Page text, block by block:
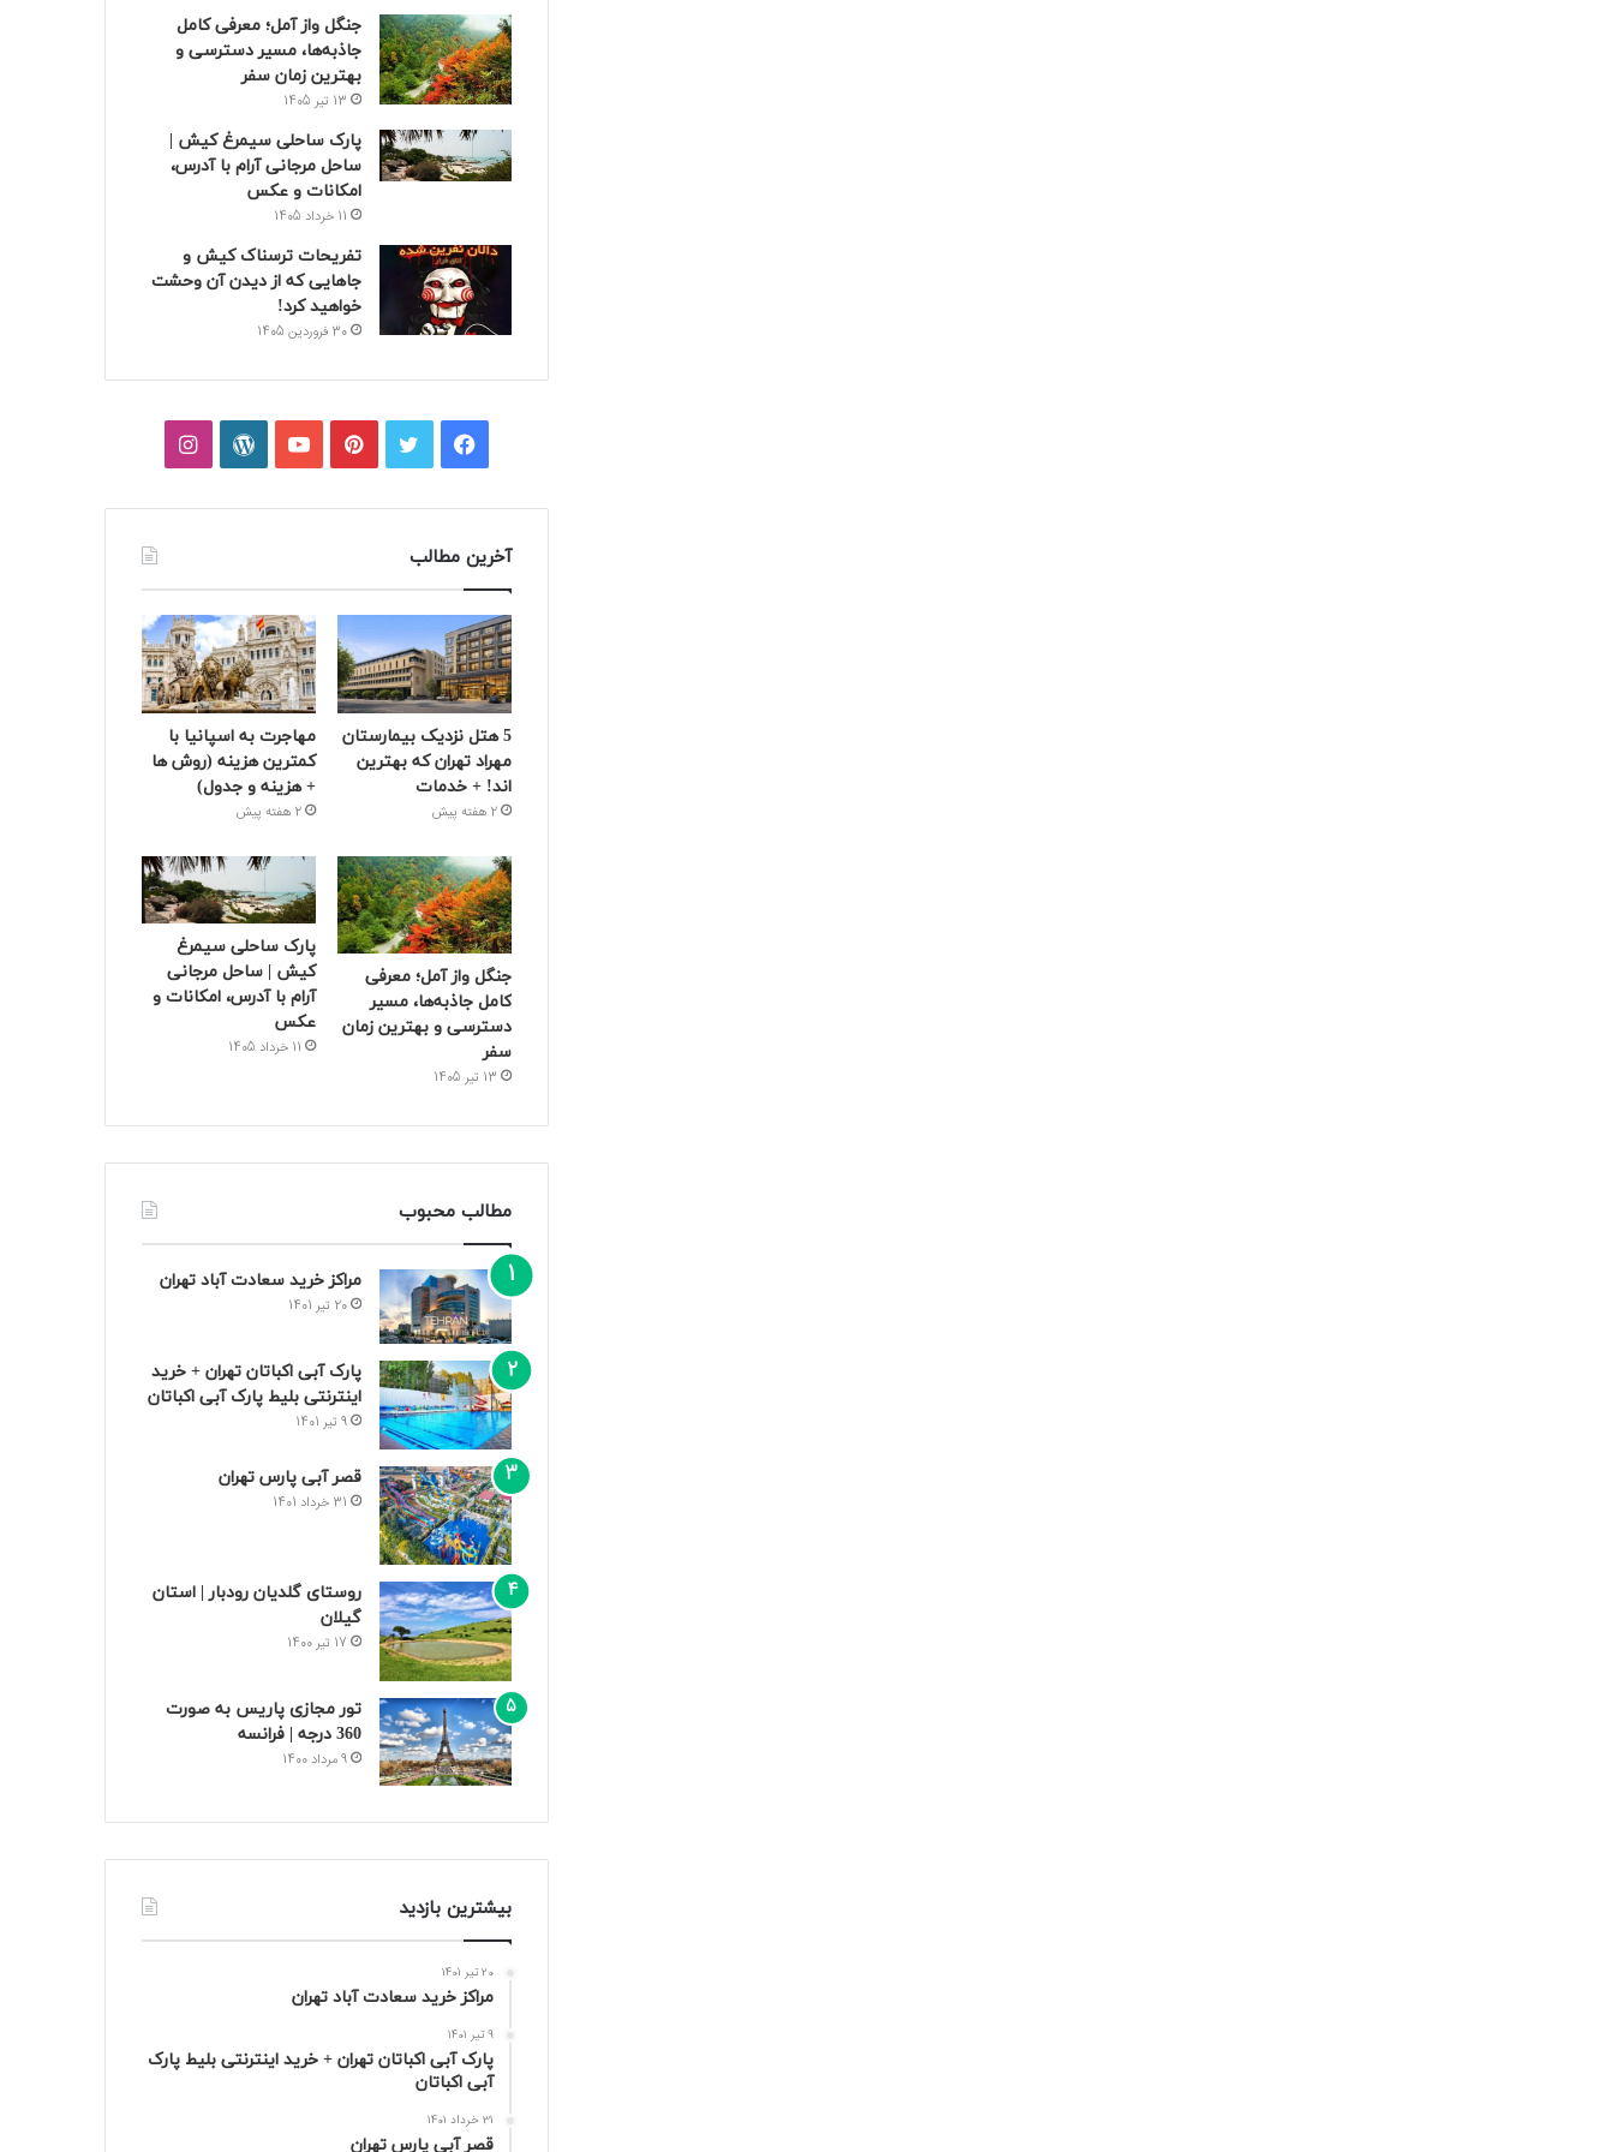
جنگل واز آمل؛ معرفی کامل
جاذبه‌ها، مسیر دسترسی و
بهترین زمان سفر
13 تیر 1405
پارک ساحلی سیمرغ کیش |
ساحل مرجانی آرام با آدرس،
امکانات و عکس
11 خرداد 1405
تفریحات ترسناک کیش و
جاهایی که از دیدن آن وحشت
خواهید کرد!
30 فروردین 1405
فیسبوکتوییترپینتریستیوتیوبوردپرساینستاگرام
آخرین مطالب
5 هتل نزدیک بیمارستان
مهراد تهران که بهترین‌
اند! + خدمات
2 هفته پیش
مهاجرت به اسپانیا با
کمترین هزینه (روش ها
+ هزینه و جدول)
2 هفته پیش
جنگل واز آمل؛ معرفی
کامل جاذبه‌ها، مسیر
دسترسی و بهترین زمان
سفر
13 تیر 1405
پارک ساحلی سیمرغ
کیش | ساحل مرجانی
آرام با آدرس، امکانات و
عکس
11 خرداد 1405
مطالب محبوب
مراکز خرید سعادت‌ آباد تهران
20 تیر 1401
پارک آبی اکباتان تهران + خرید
اینترنتی بلیط پارک آبی اکباتان
9 تیر 1401
قصر آبی پارس تهران
31 خرداد 1401
روستای گلدیان رودبار | استان
گیلان
17 تیر 1400
تور مجازی پاریس به صورت
360 درجه | فرانسه
9 مرداد 1400
بیشترین بازدید
20 تیر 1401
مراکز خرید سعادت‌ آباد تهران
9 تیر 1401
پارک آبی اکباتان تهران + خرید اینترنتی بلیط پارک
آبی اکباتان
31 خرداد 1401
قصر آبی پارس تهران